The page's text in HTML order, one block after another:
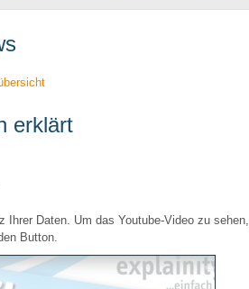
erklärt
Ihrer Daten. Um das Youtube-Video zu sehen,
Button.